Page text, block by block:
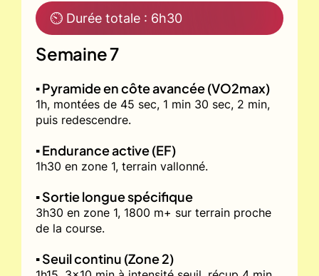
⏲ Durée totale : 6h30
Semaine 7
▪️ Pyramide en côte avancée (VO2max)
1h, montées de 45 sec, 1 min 30 sec, 2 min,
puis redescendre.
▪️ Endurance active (EF)
1h30 en zone 1, terrain vallonné.
▪️ Sortie longue spécifique
3h30 en zone 1, 1800 m+ sur terrain proche
de la course.
▪️ Seuil continu (Zone 2)